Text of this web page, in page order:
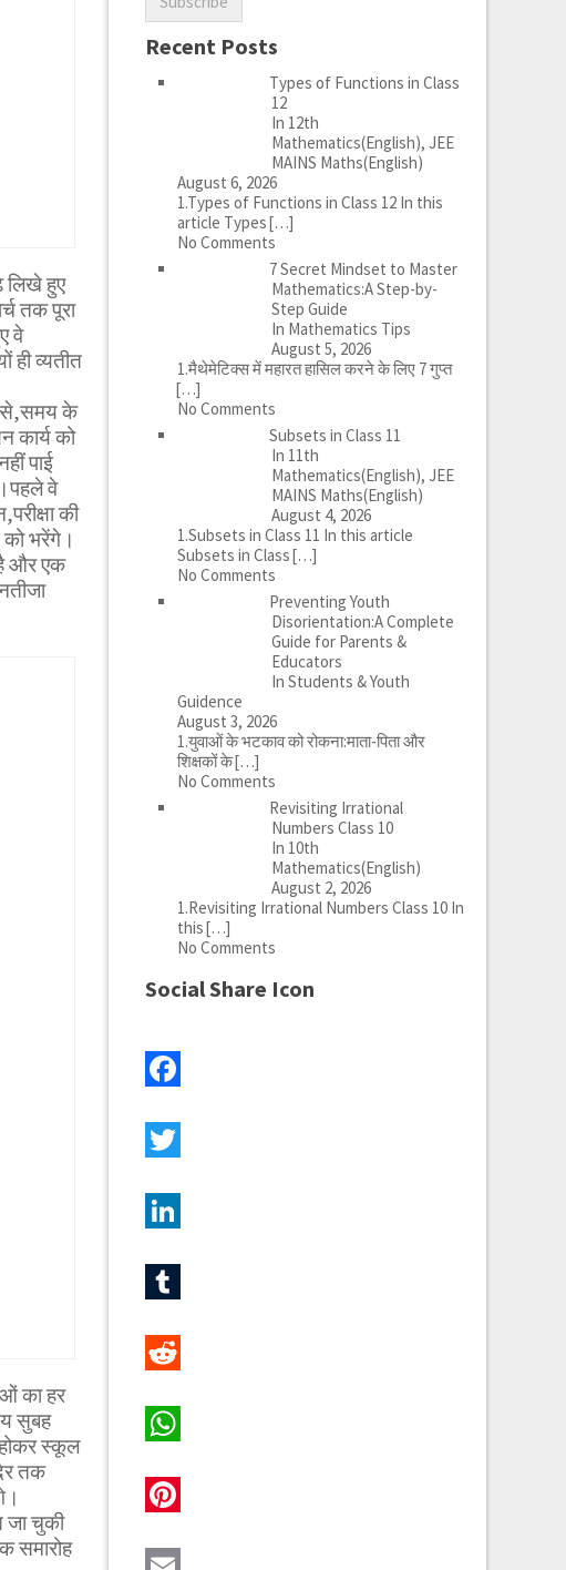
लिखे हुए
तक पूरा
वे
ही व्यतीत
से,समय के
कार्य को
पाई
वे
की
भरेंगे।
और एक
का हर
सुबह
स्कूल
तक
जा चुकी
समारोह
Recent Posts
Types of Functions in Class
12
In 12th
Mathematics(English), JEE
MAINS Maths(English)
August 6, 2026
1.Types of Functions in Class 12 In this
article Types[…]
No Comments
7 Secret Mindset to Master
Mathematics:A Step-by-
Step Guide
In Mathematics Tips
August 5, 2026
1.मैथेमेटिक्स में महारत हासिल करने के लिए 7 गुप्त
[…]
No Comments
Subsets in Class 11
In 11th
Mathematics(English), JEE
MAINS Maths(English)
August 4, 2026
1.Subsets in Class 11 In this article
Subsets in Class[…]
No Comments
Preventing Youth
Disorientation:A Complete
Guide for Parents &
Educators
In Students & Youth
Guidence
August 3, 2026
1.युवाओं के भटकाव को रोकना:माता-पिता और
शिक्षकों के[…]
No Comments
Revisiting Irrational
Numbers Class 10
In 10th
Mathematics(English)
August 2, 2026
1.Revisiting Irrational Numbers Class 10 In
this[…]
No Comments
Social Share Icon